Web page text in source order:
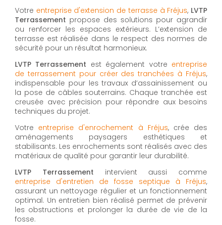
Votre entreprise d'extension de terrasse à Fréjus, LVTP
Terrassement propose des solutions pour agrandir
ou renforcer les espaces extérieurs. L’extension de
terrasse est réalisée dans le respect des normes de
sécurité pour un résultat harmonieux.
LVTP Terrassement est également votre entreprise
de terrassement pour créer des tranchées à Fréjus,
indispensable pour les travaux d’assainissement ou
la pose de câbles souterrains. Chaque tranchée est
creusée avec précision pour répondre aux besoins
techniques du projet.
Votre entreprise d'enrochement à Fréjus, crée des
aménagements paysagers esthétiques et
stabilisants. Les enrochements sont réalisés avec des
matériaux de qualité pour garantir leur durabilité.
LVTP Terrassement intervient aussi comme
entreprise d'entretien de fosse septique à Fréjus,
assurant un nettoyage régulier et un fonctionnement
optimal. Un entretien bien réalisé permet de prévenir
les obstructions et prolonger la durée de vie de la
fosse.